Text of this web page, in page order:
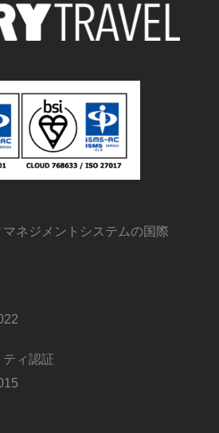
ネジメントシステムの国際
ティ認証